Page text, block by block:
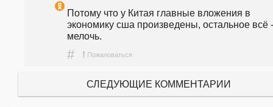
Потому что у Китая главные вложения в
экономику сша произведены, остальное всё -
мелочь.
# ! Пожаловаться
СЛЕДУЮЩИЕ КОММЕНТАРИИ